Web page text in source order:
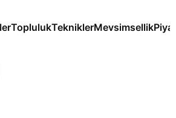
ToplulukTekniklerMevsimsellik